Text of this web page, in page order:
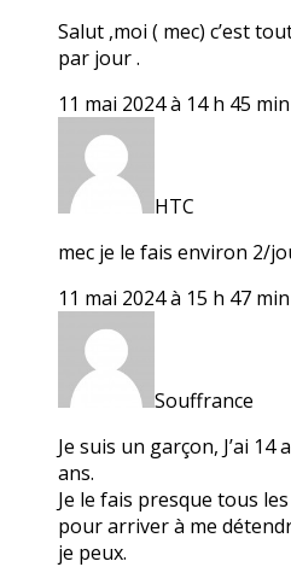
Salut ,moi ( mec) c’est
par jour .
11 mai 2024 à 14 h 45 min
HTC
mec je le fais environ 2/
11 mai 2024 à 15 h 47 min
Souffrance
Je suis un garçon, J’ai 14
ans.
Je le fais presque tous
pour arriver à me
je peux.